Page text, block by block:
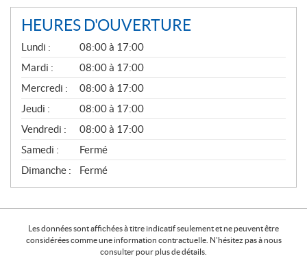
HEURES D'OUVERTURE
G
É
N
É
R
A
L
Lundi :
08:00 à 17:00
Mardi :
08:00 à 17:00
Mercredi :
08:00 à 17:00
Jeudi :
08:00 à 17:00
Vendredi :
08:00 à 17:00
Samedi :
Fermé
Dimanche :
Fermé
Les données sont affichées à titre indicatif seulement et ne peuvent être
considérées comme une information contractuelle. N'hésitez pas à nous
consulter pour plus de détails.